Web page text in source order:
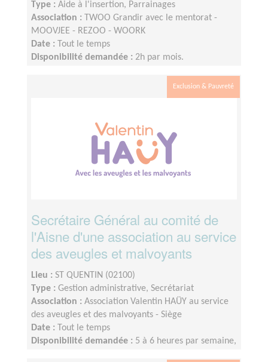
Type : Aide à l'insertion, Parrainages
Association :
TWOO Grandir avec le mentorat -
MOOVJEE - REZOO - WOORK
Date :
Tout le temps
Disponibilité demandée : 2h par mois.
Exclusion & Pauvreté
Secrétaire Général au comité de
l'Aisne d'une association au service
des aveugles et malvoyants
Lieu : ST QUENTIN (02100)
Type : Gestion administrative, Secrétariat
Association : Association Valentin HAÜY au service
des aveugles et des malvoyants - Siège
Date :
Tout le temps
Disponibilité demandée : 5 à 6 heures par semaine,